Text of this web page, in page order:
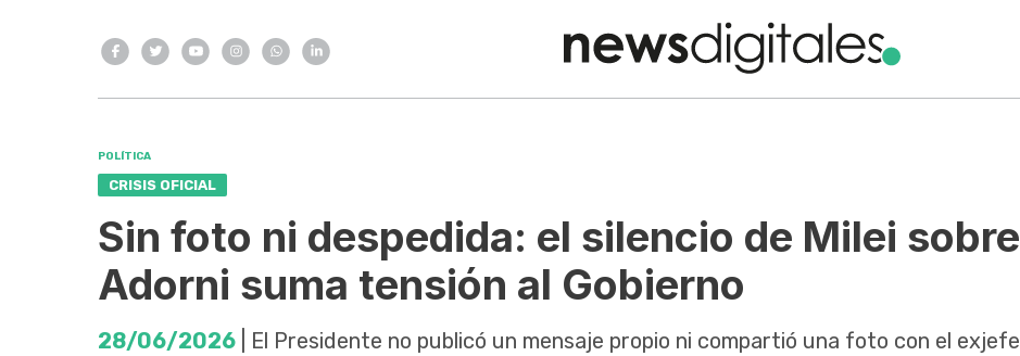
POLÍTICA
CRISIS OFICIAL
Sin foto ni despedida: el silencio de Milei sobre
Adorni suma tensión al Gobierno
28/06/2026 | El Presidente no publicó un mensaje propio ni compartió una foto con el exjefe